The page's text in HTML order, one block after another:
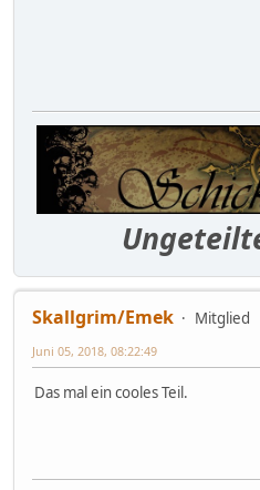
Skallgrim/Emek
Mitglied
Juni 05, 2018, 08:22:49
Das mal ein cooles Teil.